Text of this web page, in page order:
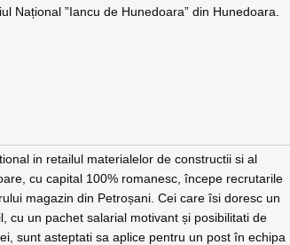
Național ”Iancu de Hunedoara” din Hunedoara.
in retailul materialelor de constructii si al
cu capital 100% romanesc, începe recrutarile
magazin din Petroșani. Cei care îsi doresc un
cu un pachet salarial motivant și posibilitati de
sunt asteptati sa aplice pentru un post în echipa